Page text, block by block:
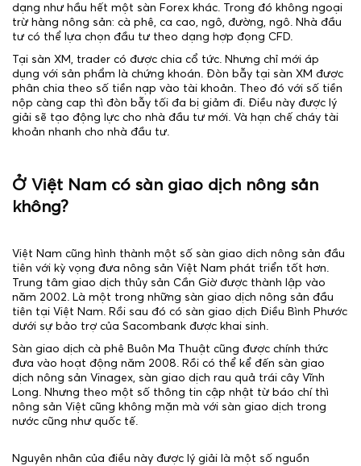
dạng như hầu hết một sàn Forex khác. Trong đó không ngoại
trừ hàng nông sản: cà phê, ca cao, ngô, đường, ngô. Nhà đầu
tư có thể lựa chọn đầu tư theo dạng hợp đọng CFD.
Tại sàn XM, trader có được chia cổ tức. Nhưng chỉ mới áp
dụng với sản phẩm là chứng khoán. Đòn bẫy tại sàn XM được
phân chia theo số tiền nạp vào tài khoản. Theo đó với số tiền
nộp càng cap thì đòn bẫy tối đa bị giảm đi. Điều này được lý
giải sẽ tạo động lực cho nhà đầu tư mới. Và hạn chế cháy tài
khoản nhanh cho nhà đầu tư.
Ở Việt Nam có sàn giao dịch nông sản
không?
Việt Nam cũng hình thành một số sàn giao dịch nông sản đầu
tiên với kỳ vọng đưa nông sản Việt Nam phát triển tốt hơn.
Trung tâm giao dịch thủy sản Cần Giờ được thành lập vào
năm 2002. Là một trong những sàn giao dịch nông sản đầu
tiên tại Việt Nam. Rồi sau đó có sàn giao dịch Điều Bình Phước
dưới sự bảo trợ của Sacombank được khai sinh.
Sàn giao dịch cà phê Buôn Ma Thuật cũng được chính thức
đưa vào hoạt động năm 2008. Rồi có thể kể đến sàn giao
dịch nông sản Vinagex, sàn giao dịch rau quả trái cây Vĩnh
Long. Nhưng theo một số thông tin cập nhật từ báo chí thì
nông sản Việt cũng không mặn mà với sàn giao dịch trong
nước cũng như quốc tế.
Nguyên nhân của điều này được lý giải là một số nguồn